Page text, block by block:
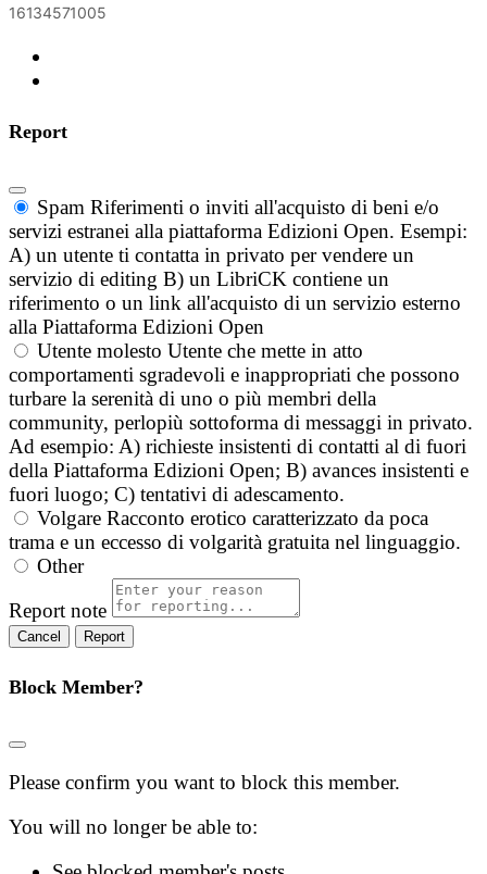
16134571005
Report
Spam Riferimenti o inviti all'acquisto di beni e/o
servizi estranei alla piattaforma Edizioni Open. Esempi:
A) un utente ti contatta in privato per vendere un
servizio di editing B) un LibriCK contiene un
riferimento o un link all'acquisto di un servizio esterno
alla Piattaforma Edizioni Open
Utente molesto Utente che mette in atto
comportamenti sgradevoli e inappropriati che possono
turbare la serenità di uno o più membri della
community, perlopiù sottoforma di messaggi in privato.
Ad esempio: A) richieste insistenti di contatti al di fuori
della Piattaforma Edizioni Open; B) avances insistenti e
fuori luogo; C) tentativi di adescamento.
Volgare Racconto erotico caratterizzato da poca
trama e un eccesso di volgarità gratuita nel linguaggio.
Other
Report note
Report
Block Member?
Please confirm you want to block this member.
You will no longer be able to: